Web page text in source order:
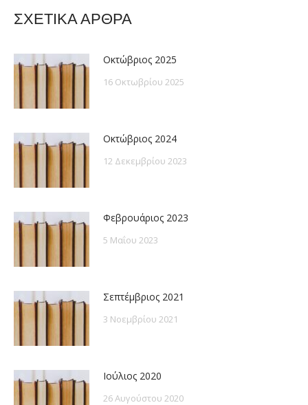
ΣΧΕΤΙΚΑ ΑΡΘΡΑ
Οκτώβριος 2025
16 Οκτωβρίου 2025
Οκτώβριος 2024
12 Δεκεμβρίου 2023
Φεβρουάριος 2023
5 Μαΐου 2023
Σεπτέμβριος 2021
3 Νοεμβρίου 2021
Ιούλιος 2020
26 Αυγούστου 2020